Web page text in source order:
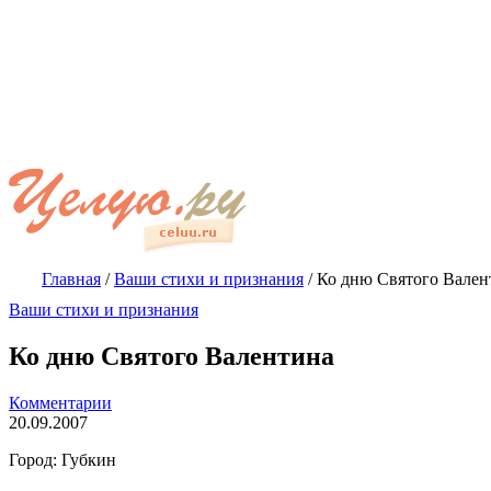
Главная /Ваши стихи и признания /Ко дню Святого
Ваши стихи и признания
Ко дню Святого Валентина
Комментарии
20.09.2007
Город: Губкин